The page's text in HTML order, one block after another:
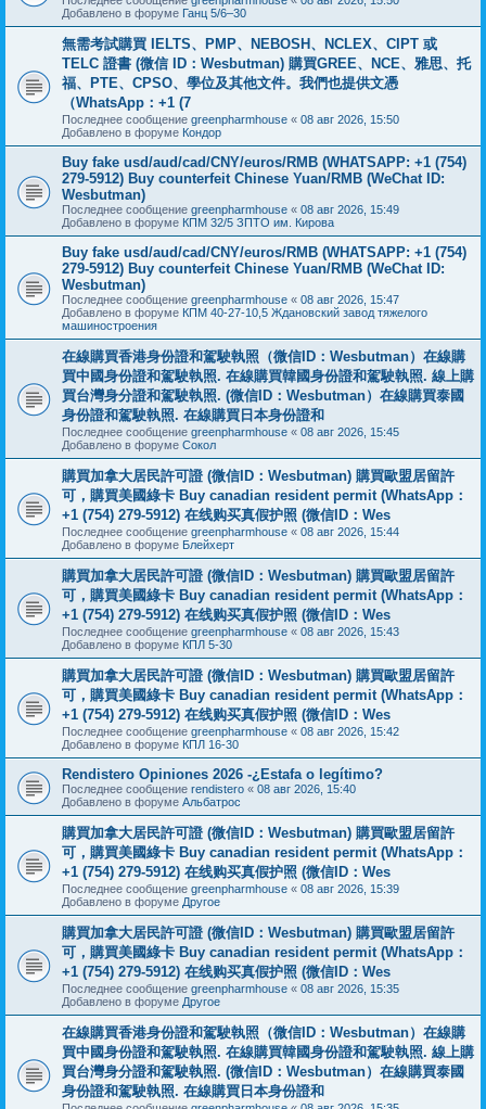
Добавлено в форуме Ганц 5/6–30
無需考試購買 IELTS、PMP、NEBOSH、NCLEX、CIPT 或
TELC 證書 (微信 ID：Wesbutman) 購買GREE、NCE、雅思、托
福、PTE、CPSO、學位及其他文件。我們也提供文憑
（WhatsApp：+1 (7
Последнее сообщение greenpharmhouse « 08 авг 2026, 15:50
Добавлено в форуме Кондор
Buy fake usd/aud/cad/CNY/euros/RMB (WHATSAPP: +1 (754)
279-5912) Buy counterfeit Chinese Yuan/RMB (WeChat ID:
Wesbutman)
Последнее сообщение greenpharmhouse « 08 авг 2026, 15:49
Добавлено в форуме КПМ 32/5 ЗПТО им. Кирова
Buy fake usd/aud/cad/CNY/euros/RMB (WHATSAPP: +1 (754)
279-5912) Buy counterfeit Chinese Yuan/RMB (WeChat ID:
Wesbutman)
Последнее сообщение greenpharmhouse « 08 авг 2026, 15:47
Добавлено в форуме КПМ 40-27-10,5 Ждановский завод тяжелого
машиностроения
在線購買香港身份證和駕駛執照（微信ID：Wesbutman）在線購
買中國身份證和駕駛執照. 在線購買韓國身份證和駕駛執照. 線上購
買台灣身分證和駕駛執照. (微信ID：Wesbutman）在線購買泰國
身份證和駕駛執照. 在線購買日本身份證和
Последнее сообщение greenpharmhouse « 08 авг 2026, 15:45
Добавлено в форуме Сокол
購買加拿大居民許可證 (微信ID：Wesbutman) 購買歐盟居留許
可，購買美國綠卡 Buy canadian resident permit (WhatsApp：
+1 (754) 279-5912) 在线购买真假护照 (微信ID：Wes
Последнее сообщение greenpharmhouse « 08 авг 2026, 15:44
Добавлено в форуме Блейхерт
購買加拿大居民許可證 (微信ID：Wesbutman) 購買歐盟居留許
可，購買美國綠卡 Buy canadian resident permit (WhatsApp：
+1 (754) 279-5912) 在线购买真假护照 (微信ID：Wes
Последнее сообщение greenpharmhouse « 08 авг 2026, 15:43
Добавлено в форуме КПЛ 5-30
購買加拿大居民許可證 (微信ID：Wesbutman) 購買歐盟居留許
可，購買美國綠卡 Buy canadian resident permit (WhatsApp：
+1 (754) 279-5912) 在线购买真假护照 (微信ID：Wes
Последнее сообщение greenpharmhouse « 08 авг 2026, 15:42
Добавлено в форуме КПЛ 16-30
Rendistero Opiniones 2026 -¿Estafa o legítimo?
Последнее сообщение rendistero « 08 авг 2026, 15:40
Добавлено в форуме Альбатрос
購買加拿大居民許可證 (微信ID：Wesbutman) 購買歐盟居留許
可，購買美國綠卡 Buy canadian resident permit (WhatsApp：
+1 (754) 279-5912) 在线购买真假护照 (微信ID：Wes
Последнее сообщение greenpharmhouse « 08 авг 2026, 15:39
Добавлено в форуме Другое
購買加拿大居民許可證 (微信ID：Wesbutman) 購買歐盟居留許
可，購買美國綠卡 Buy canadian resident permit (WhatsApp：
+1 (754) 279-5912) 在线购买真假护照 (微信ID：Wes
Последнее сообщение greenpharmhouse « 08 авг 2026, 15:35
Добавлено в форуме Другое
在線購買香港身份證和駕駛執照（微信ID：Wesbutman）在線購
買中國身份證和駕駛執照. 在線購買韓國身份證和駕駛執照. 線上購
買台灣身分證和駕駛執照. (微信ID：Wesbutman）在線購買泰國
身份證和駕駛執照. 在線購買日本身份證和